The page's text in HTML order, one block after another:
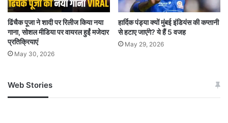
ढिंचैक पूजा ने शादी पर रिलीज किया नया
गाना, सोशल मीडिया पर वायरल हुईं मजेदार
प्रतिक्रियाएं
May 30, 2026
हार्दिक पंड्या क्यों मुंबई इंडियंस की कप्तानी
से हटाए जाएंगे? ये हैं 5 वजह
May 29, 2026
Web Stories
जम्मू-कश्मीर में बारिश से
अपडेट
खाई में धक्का… आरोपियों ने